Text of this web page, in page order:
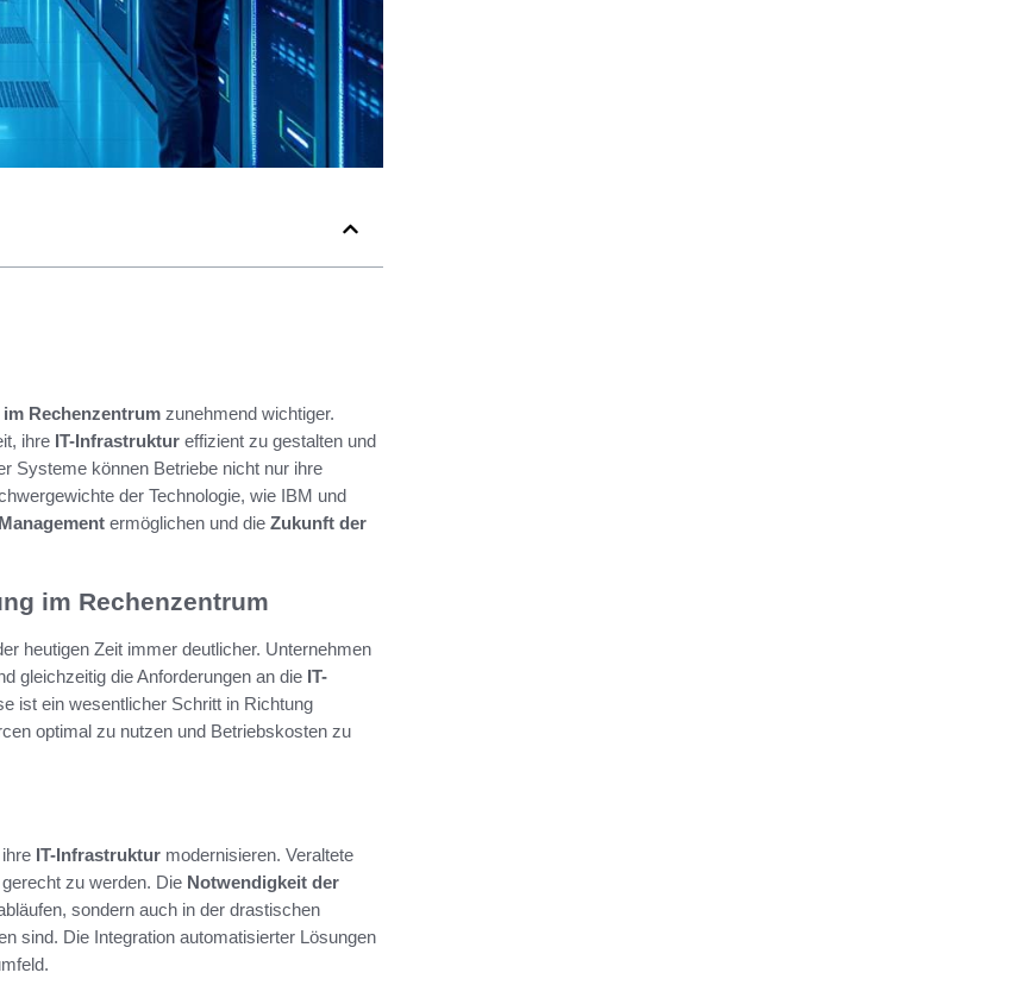
Rechenzentrum zunehmend wichtiger.
ihre IT-Infrastruktur effizient zu gestalten und
Systeme können Betriebe nicht nur ihre
der Technologie, wie IBM und
ermöglichen und die Zukunft der
im Rechenzentrum
heutigen Zeit immer deutlicher. Unternehmen
gleichzeitig die Anforderungen an die IT-
ist ein wesentlicher Schritt in Richtung
optimal zu nutzen und Betriebskosten zu
IT-Infrastruktur modernisieren. Veraltete
zu werden. Die Notwendigkeit der
sondern auch in der drastischen
sind. Die Integration automatisierter Lösungen